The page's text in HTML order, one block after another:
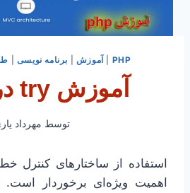
PHP آموزش برنامه نویسی
آموزش try در PHP
توسط مهرداد
استفاده از ساختارهای کنترل
اهمیت ویژه‌ای برخوردار